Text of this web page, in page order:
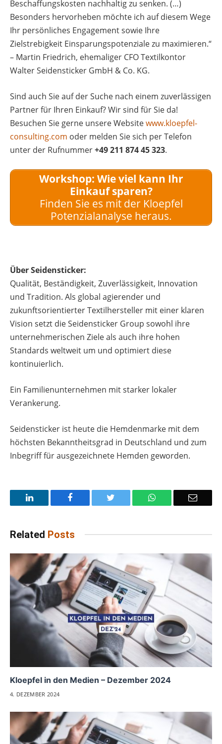
Beschaffungskosten nachhaltig zu senken. (…)
Besonders hervorheben möchte ich auf diesem Wege
Ihr persönliches Engagement sowie Ihre
Zielstrebigkeit Einsparungspotenziale zu maximieren.“
– Martin Friedrich, ehemaliger CFO Textilkontor
Walter Seidensticker GmbH & Co. KG.
Sind auch Sie auf der Suche nach einem zuverlässigen
Partner für Ihren Einkauf? Wir sind für Sie da!
Besuchen Sie gerne unsere Websitewww.kloepfel-
consulting.com oder melden Sie sich per Telefon
unter der Rufnummer+49 211 874 45 323.
Workshop: Wie viel kann Ihr
Einkauf sparen?
Finden Sie es mit der Kloepfel
Potenzialanalyse heraus.
Über Seidensticker:
Qualität, Beständigkeit, Zuverlässigkeit, Innovation
und Tradition. Als global agierender und
zukunftsorientierter Textilhersteller mit einer klaren
Vision setzt die Seidensticker Group sowohl ihre
unternehmerischen Ziele als auch ihre hohen
Standards weltweit um und optimiert diese
kontinuierlich.
Ein Familienunternehmen mit starker lokaler
Verankerung.
Seidensticker ist heute die Hemdenmarke mit dem
höchsten Bekanntheitsgrad in Deutschland und zum
Inbegriff für ausgezeichnete Hemden geworden.
LinkedIn Facebook WhatsApp Email
Related Posts
Kloepfel in den Medien – Dezember 2024
4. DEZEMBER 2024